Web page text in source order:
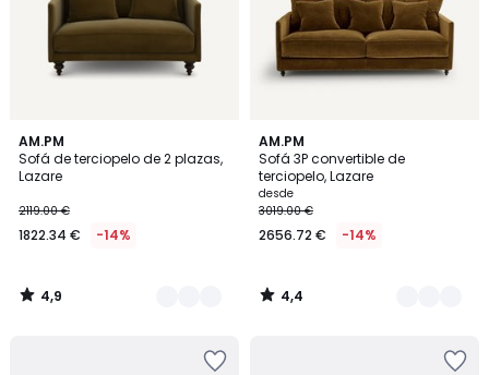
AM.PM
Sofá de terciopelo de 2 plazas,
Lazare
2119.00 €
1822.34 € -14%
4,9
/ 5
16
Colores
4,9
/
AM.PM
Sofá 3P convertible de
terciopelo, Lazare
desde
3019.00 €
2656.72 € -14%
4,4
/ 5
16
Colores
4,4
/